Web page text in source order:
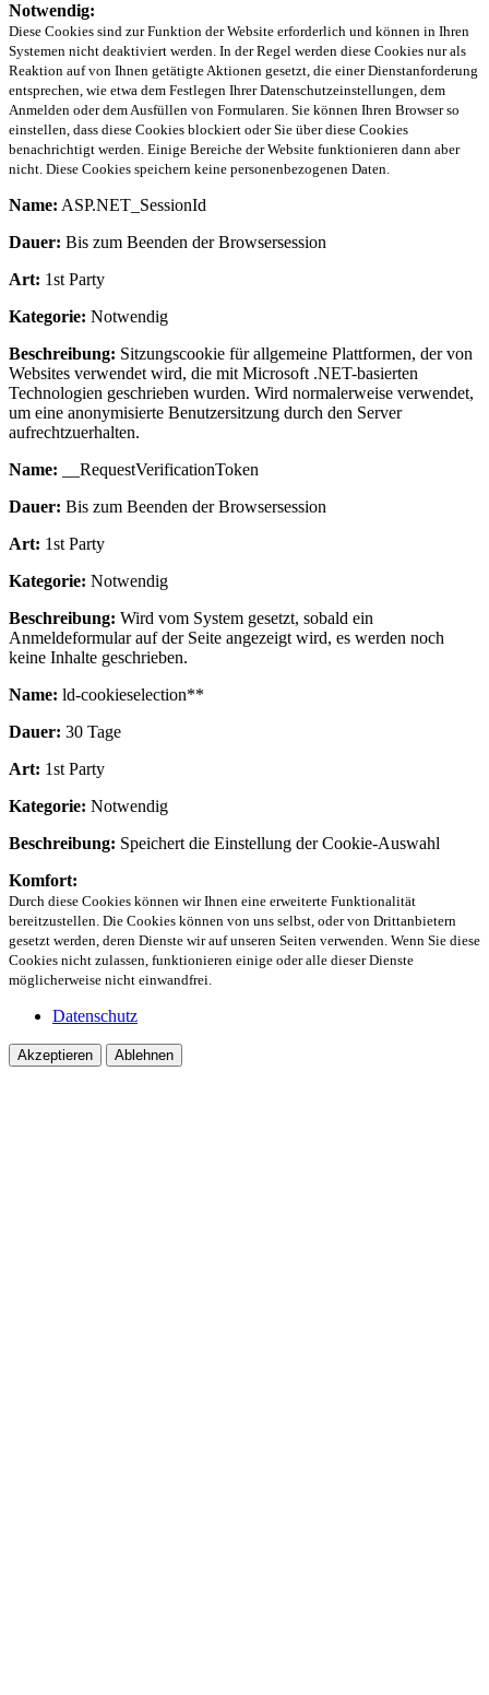
Notwendig:
Diese Cookies sind zur Funktion der Website erforderlich und können in Ihren
Systemen nicht deaktiviert werden. In der Regel werden diese Cookies nur als
Reaktion auf von Ihnen getätigte Aktionen gesetzt, die einer Dienstanforderung
entsprechen, wie etwa dem Festlegen Ihrer Datenschutzeinstellungen, dem
Anmelden oder dem Ausfüllen von Formularen. Sie können Ihren Browser so
einstellen, dass diese Cookies blockiert oder Sie über diese Cookies
benachrichtigt werden. Einige Bereiche der Website funktionieren dann aber
nicht. Diese Cookies speichern keine personenbezogenen Daten.
Name: ASP.NET_SessionId
Dauer: Bis zum Beenden der Browsersession
Art: 1st Party
Kategorie: Notwendig
Beschreibung: Sitzungscookie für allgemeine Plattformen, der von
Websites verwendet wird, die mit Microsoft .NET-basierten
Technologien geschrieben wurden. Wird normalerweise verwendet,
um eine anonymisierte Benutzersitzung durch den Server
aufrechtzuerhalten.
Name: __RequestVerificationToken
Dauer: Bis zum Beenden der Browsersession
Art: 1st Party
Kategorie: Notwendig
Beschreibung: Wird vom System gesetzt, sobald ein
Anmeldeformular auf der Seite angezeigt wird, es werden noch
keine Inhalte geschrieben.
Name: ld-cookieselection**
Dauer: 30 Tage
Art: 1st Party
Kategorie: Notwendig
Beschreibung: Speichert die Einstellung der Cookie-Auswahl
Komfort:
Durch diese Cookies können wir Ihnen eine erweiterte Funktionalität
bereitzustellen. Die Cookies können von uns selbst, oder von Drittanbietern
gesetzt werden, deren Dienste wir auf unseren Seiten verwenden. Wenn Sie diese
Cookies nicht zulassen, funktionieren einige oder alle dieser Dienste
möglicherweise nicht einwandfrei.
Datenschutz
Akzeptieren Ablehnen